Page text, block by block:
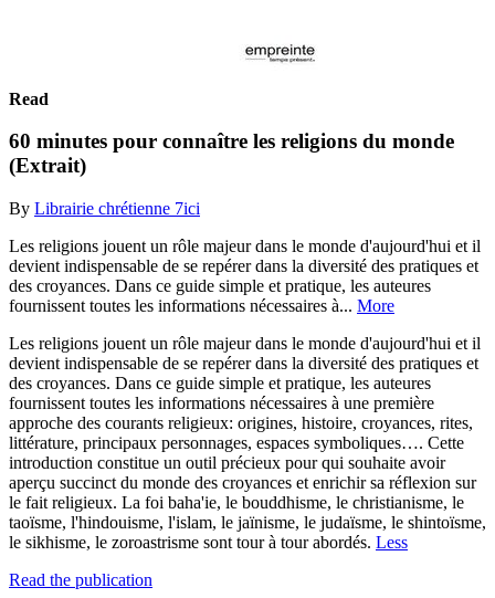
Read
60 minutes pour connaître les religions du monde
(Extrait)
By Librairie chrétienne 7ici
Les religions jouent un rôle majeur dans le monde d'aujourd'hui et il
devient indispensable de se repérer dans la diversité des pratiques et
des croyances. Dans ce guide simple et pratique, les auteures
fournissent toutes les informations nécessaires à... More
Les religions jouent un rôle majeur dans le monde d'aujourd'hui et il
devient indispensable de se repérer dans la diversité des pratiques et
des croyances. Dans ce guide simple et pratique, les auteures
fournissent toutes les informations nécessaires à une première
approche des courants religieux: origines, histoire, croyances, rites,
littérature, principaux personnages, espaces symboliques…. Cette
introduction constitue un outil précieux pour qui souhaite avoir
aperçu succinct du monde des croyances et enrichir sa réflexion sur
le fait religieux. La foi baha'ie, le bouddhisme, le christianisme, le
taoïsme, l'hindouisme, l'islam, le jaïnisme, le judaïsme, le shintoïsme,
le sikhisme, le zoroastrisme sont tour à tour abordés. Less
Read the publication